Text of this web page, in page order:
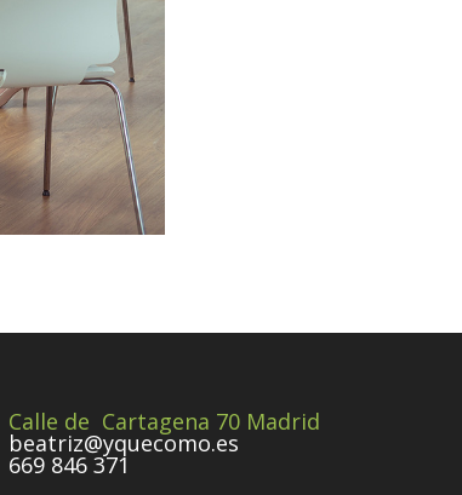
Calle de Cartagena 70 Madrid
beatriz@yquecomo.es
669 846 371